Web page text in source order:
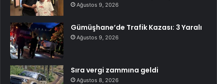
Ağustos 9, 2026
Gümüşhane’de Trafik Kazası: 3 Yaralı
Ağustos 9, 2026
Sıra vergi zammına geldi
Ağustos 8, 2026